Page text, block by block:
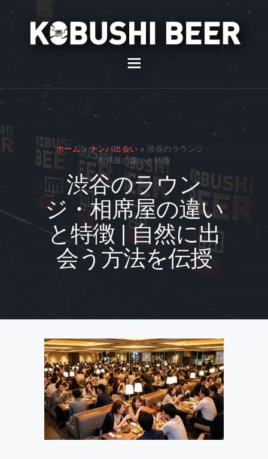
ホーム » ナンパ出会い » 渋谷のラウンジ・
相席屋の違いと特徴
渋谷のラウン
ジ・相席屋の違い
と特徴 | 自然に出
会う方法を伝授
貸切
通販
スタッフ募集
問い合わせ